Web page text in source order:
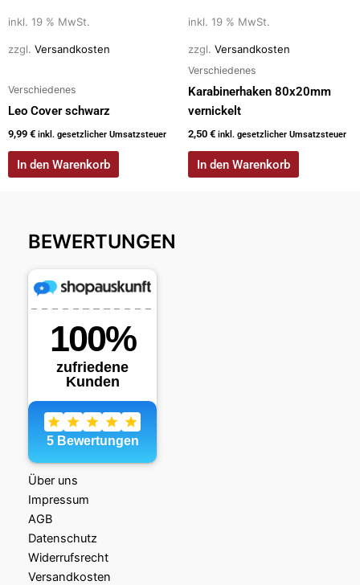
inkl. 19 % MwSt.
zzgl. Versandkosten
Verschiedenes
Leo Cover schwarz
9,99 € inkl. gesetzlicher Umsatzsteuer
In den Warenkorb
inkl. 19 % MwSt.
zzgl. Versandkosten
Verschiedenes
Karabinerhaken 80x20mm
vernickelt
2,50 € inkl. gesetzlicher Umsatzsteuer
In den Warenkorb
BEWERTUNGEN
Über uns
Impressum
AGB
Datenschutz
Widerrufsrecht
Versandkosten